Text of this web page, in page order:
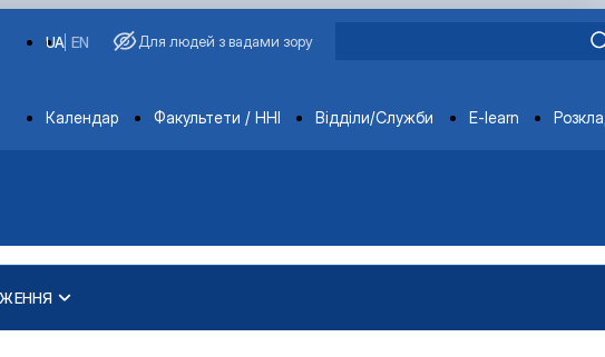
EN
UA Для людей з вадами зору
Departments
Календар Факультети / ННІ Відділи/Служби E-learn